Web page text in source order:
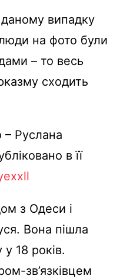
випадку
на фото були
– то весь
сходить
– Руслана
в її
з Одеси і
Вона пішла
18 років.
зв’язківцем